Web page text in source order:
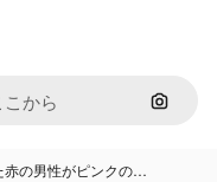
画像で
赤の男性がピンクの…